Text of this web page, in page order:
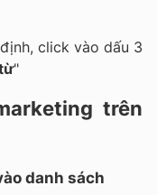
click vào dấu 3
"
trên
danh sách